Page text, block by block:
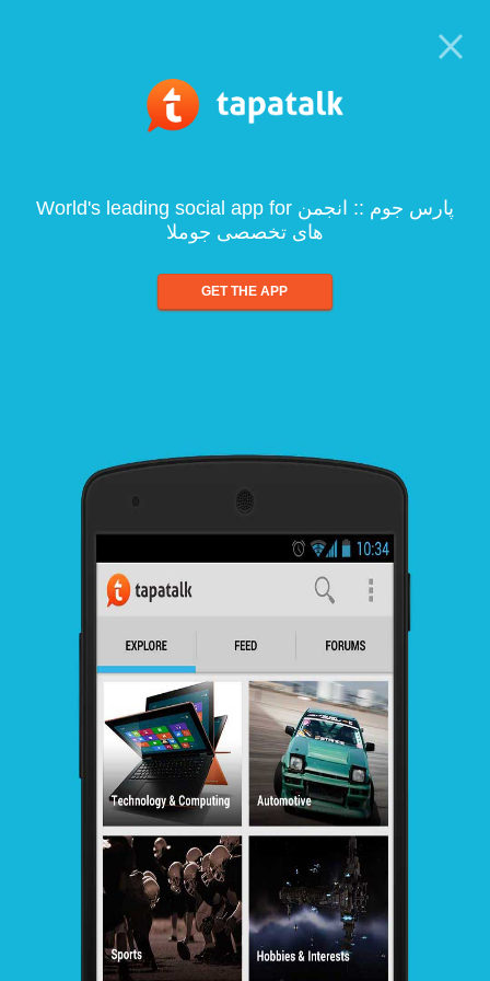
World's leading social app for پارس جوم :: انجمن
های تخصصی جوملا
GET THE APP